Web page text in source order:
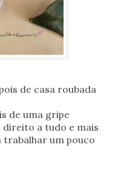
de casa roubada
de uma gripe
direito a tudo e mais
trabalhar um pouco